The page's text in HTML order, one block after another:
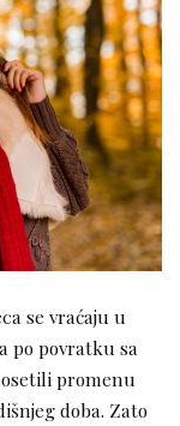
se vraćaju u
po povratku sa
promenu
doba. Zato